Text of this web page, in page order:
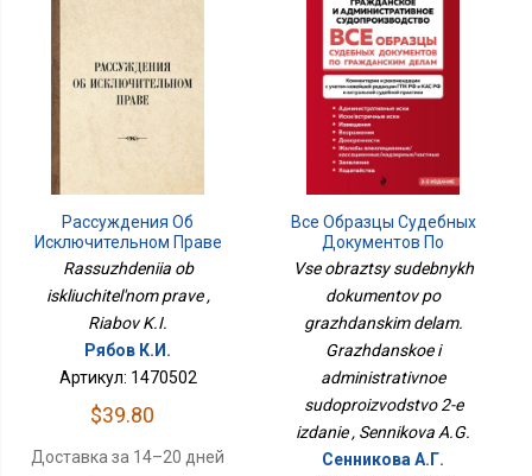
Рассуждения Об
Исключительном Праве
Rassuzhdeniia ob
iskliuchitel'nom prave ,
Riabov K.I.
Рябов К.И.
Артикул: 1470502
$39.80
Доставка за 14–20 дней
Все Образцы Судебных
Документов По
Гражданским Делам.
Гражданское И
Административное
Судопроизводство 2-Е
Издание
Vse obraztsy sudebnykh
dokumentov po
grazhdanskim delam.
Grazhdanskoe i
administrativnoe
sudoproizvodstvo 2-e
izdanie , Sennikova A.G.
Сенникова А.Г.